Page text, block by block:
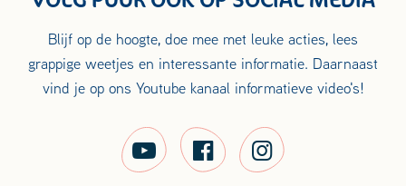
Blijf op de hoogte, doe mee met leuke acties, lees
grappige weetjes en interessante informatie. Daarnaast
vind je op ons Youtube kanaal informatieve video's!